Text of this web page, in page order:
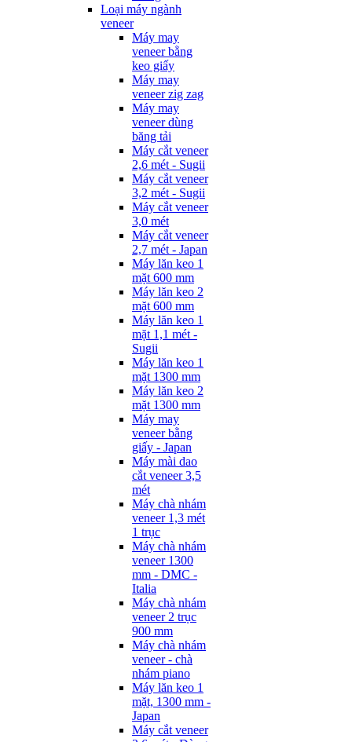
Loại máy ngành
veneer
Máy may
veneer bằng
keo giấy
Máy may
veneer zig zag
Máy may
veneer dùng
băng tải
Máy cắt veneer
2,6 mét - Sugii
Máy cắt veneer
3,2 mét - Sugii
Máy cắt veneer
3,0 mét
Máy cắt veneer
2,7 mét - Japan
Máy lăn keo 1
mặt 600 mm
Máy lăn keo 2
mặt 600 mm
Máy lăn keo 1
mặt 1,1 mét -
Sugii
Máy lăn keo 1
mặt 1300 mm
Máy lăn keo 2
mặt 1300 mm
Máy may
veneer bằng
giấy - Japan
Máy mài dao
cắt veneer 3,5
mét
Máy chà nhám
veneer 1,3 mét
1 trục
Máy chà nhám
veneer 1300
mm - DMC -
Italia
Máy chà nhám
veneer 2 trục
900 mm
Máy chà nhám
veneer - chà
nhám piano
Máy lăn keo 1
mặt, 1300 mm -
Japan
Máy cắt veneer